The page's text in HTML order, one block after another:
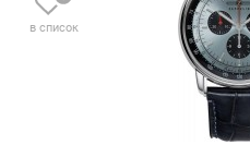
в список